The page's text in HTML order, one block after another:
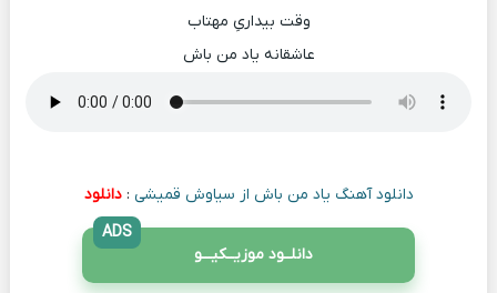
وقت بیداریِ مهتاب
عاشقانه یاد من باش
دانلود آهنگ یاد من باش از سیاوش قمیشی :دانلود
دانلــود موزیــکیـــو
ADS